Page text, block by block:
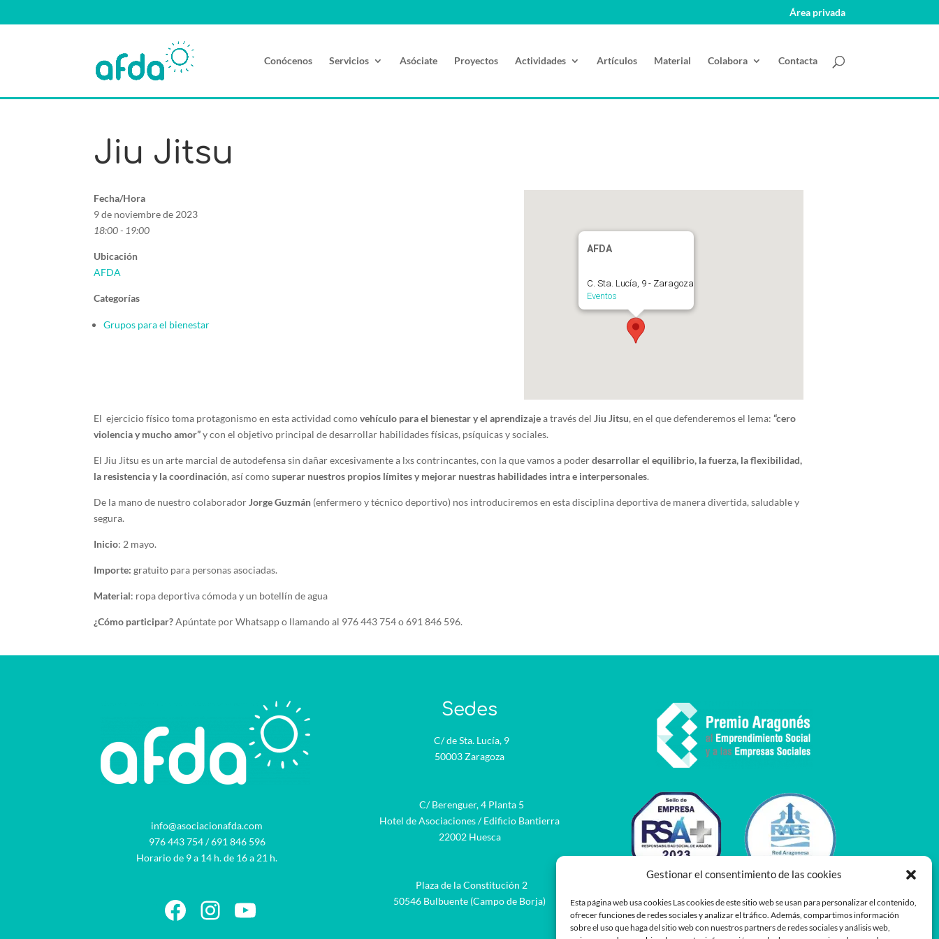
Gestionar el consentimiento de las cookies
Esta página web usa cookies Las cookies de este sitio web se usan para personalizar el contenido,
ofrecer funciones de redes sociales y analizar el tráfico. Además, compartimos información
sobre el uso que haga del sitio web con nuestros partners de redes sociales y análisis web,
Área privada
Conócenos Servicios Asóciate Proyectos Actividades Artículos Material Colabora Contacta
Jiu Jitsu
AFDA
C. Sta. Lucía, 9 - Zaragoza
Eventos
Fecha/Hora
9 de noviembre de 2023
18:00 - 19:00
Ubicación
AFDA
Categorías
Grupos para el bienestar
El ejercicio físico toma protagonismo en esta actividad comovehículo para el bienestar y el aprendizajea través del Jiu Jitsu, en el que defenderemos el lema:“cero
violencia y mucho amor”y con el objetivo principal de desarrollar habilidades físicas, psíquicas y sociales.
El Jiu Jitsu es un arte marcial de autodefensa sin dañar excesivamente a lxs contrincantes, con la que vamos a poderdesarrollar el equilibrio, la fuerza, la flexibilidad,
la resistencia y la coordinación, así como superar nuestros propios límites y mejorar nuestras habilidades intra e interpersonales.
De la mano de nuestro colaborador Jorge Guzmán (enfermero y técnico deportivo) nos introduciremos en esta disciplina deportiva de manera divertida, saludable y
segura.
Inicio: 2 mayo.
Importe: gratuito para personas asociadas.
Material: ropa deportiva cómoda y un botellín de agua
¿Cómo participar?Apúntate por Whatsapp o llamando al 976 443 754 o 691 846 596.
info@asociacionafda.com
976 443 754/691 846 596
Horario de 9 a 14 h. de 16 a 21 h.
Facebook
Instagram
YouTube
Sedes
C/ de Sta. Lucía, 9
50003 Zaragoza
C/ Berenguer, 4 Planta 5
Hotel de Asociaciones / Edificio Bantierra
22002 Huesca
Plaza de la Constitución 2
50546 Bulbuente (Campo de Borja)